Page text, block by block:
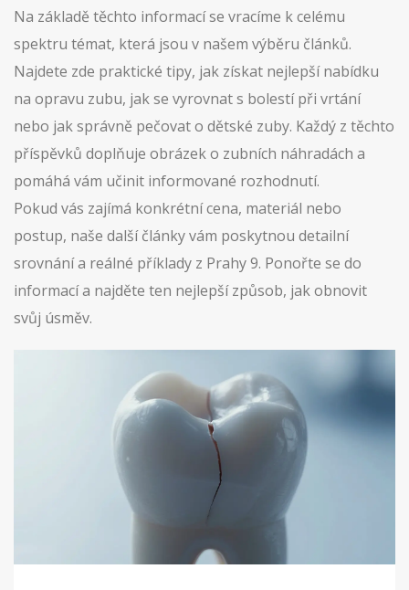
Na základě těchto informací se vracíme k celému
spektru témat, která jsou v našem výběru článků.
Najdete zde praktické tipy, jak získat nejlepší nabídku
na opravu zubu, jak se vyrovnat s bolestí při vrtání
nebo jak správně pečovat o dětské zuby. Každý z těchto
příspěvků doplňuje obrázek o zubních náhradách a
pomáhá vám učinit informované rozhodnutí.
Pokud vás zajímá konkrétní cena, materiál nebo
postup, naše další články vám poskytnou detailní
srovnání a reálné příklady z Prahy 9. Ponořte se do
informací a najděte ten nejlepší způsob, jak obnovit
svůj úsměv.